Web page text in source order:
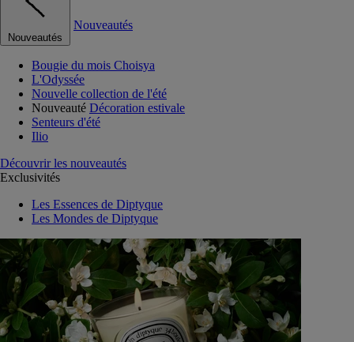
Nouveautés
Nouveautés
Bougie du mois Choisya
L'Odyssée
Nouvelle collection de l'été
Nouveauté Décoration estivale
Senteurs d'été
Ilio
Découvrir les nouveautés
Exclusivités
Les Essences de Diptyque
Les Mondes de Diptyque